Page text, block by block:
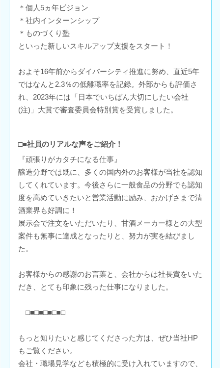
＊個人5ヵ年ビジョン
＊社内インターンシップ
＊ものづくり塾
といった新しいスキルアップ支援をスタート！
およそ16年前からダイバーシティ推進に努め、直近5年
ではなんと2.3％の低離職率を記録。外部からも評価さ
れ、2023年には「日本でいちばん大切にしたい会社
(注)」大賞で審査委員会特別賞を受賞しました。
□■社員のリアルな声をご紹介！
『頑張りがカタチになる仕事』
醸造分野では既に、多くの国内外のお客様が当社を認知
してくれています。今後さらに一般食品の分野でも認知
度を高めていきたいと営業活動に励み、おかげさまで清
酒業界も好調に！
展示会で注文をいただいたり、甘酒メーカー様との大型
案件も無事に達成となったりと、努力が実を結びまし
た。
お客様からの感謝のお言葉と、会社からは社長賞をいた
だき、とても印象に残った仕事になりました。
□■□■□■□■□
もっと知りたいと感じてくださった方は、ぜひ当社HP
もご覧ください。
会社・職場見学なども積極的に受け入れていますので、